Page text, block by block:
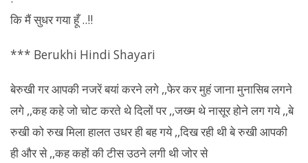
कि मैं सुधर गया हूँ ..!!
*** Berukhi Hindi Shayari
बेरुखी गर आपकी नजरें बयां करने लगे ,,फेर कर मुहं जाना मुनासिब लगने
लगे ,,कह कहे जो चोट करते थे दिलों पर ,,जख्म थे नासूर होने लग गये ,,बे
रुखी को रुख मिला हालत उधर ही बह गये ,,दिख रही थी बे रुखी आपकी
ही और से ,,कह कहों की टीस उठने लगी थी जोर से